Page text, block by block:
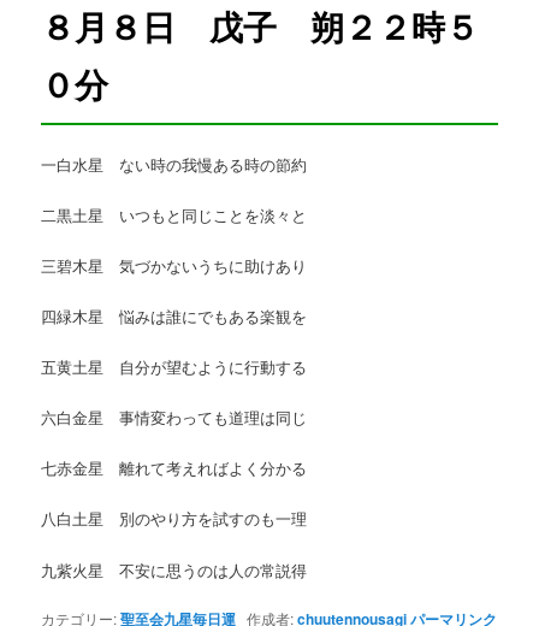
８月８日 戊子 朔２２時５
０分
一白水星 ない時の我慢ある時の節約
二黒土星 いつもと同じことを淡々と
三碧木星 気づかないうちに助けあり
四緑木星 悩みは誰にでもある楽観を
五黄土星 自分が望むように行動する
六白金星 事情変わっても道理は同じ
七赤金星 離れて考えればよく分かる
八白土星 別のやり方を試すのも一理
九紫火星 不安に思うのは人の常説得
カテゴリー:聖至会九星毎日運 作成者:chuutennousagiパーマリンク